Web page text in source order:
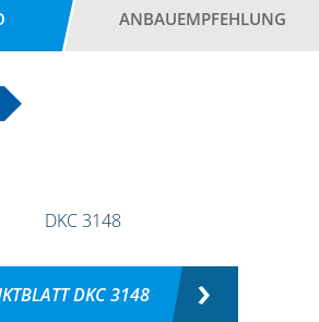
ANBAUEMPFEHLUNG
DKC 3148